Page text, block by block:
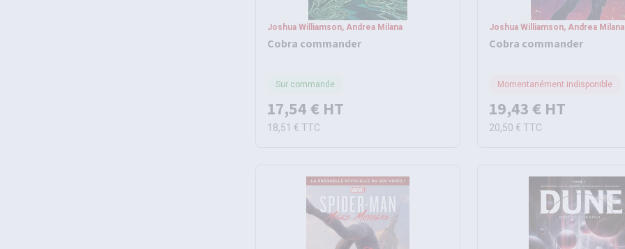
Joshua Williamson, Andrea Milana
Cobra commander
Sur commande
17,54 € HT
18,51 € TTC
Joshua Williamson, Andrea Milana
Cobra commander
Momentanément indisponible
19,43 € HT
20,50 € TTC